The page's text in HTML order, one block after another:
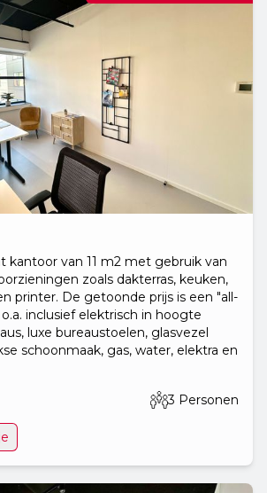
kantoor van 11 m2 met gebruik van
zoals dakterras, keuken,
printer. De getoonde prijs is een "all-
inclusief elektrisch in hoogte
luxe bureaustoelen, glasvezel
schoonmaak, gas, water, elektra en
3 Personen